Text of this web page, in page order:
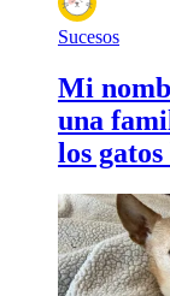
Sucesos
Mi
una
los